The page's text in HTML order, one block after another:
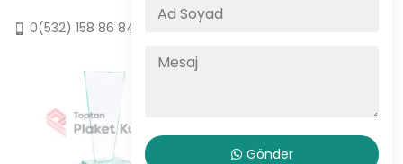
0(532) 158 86 84
Gönder